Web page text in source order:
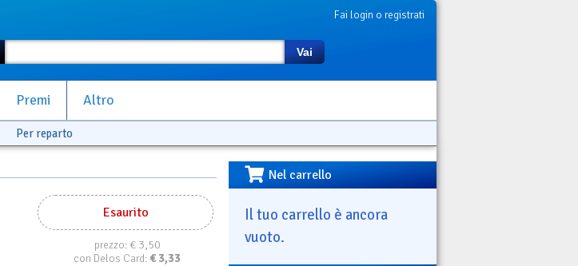
Fai login o registrati
Vai
Premi Altro
Per reparto
Esaurito
prezzo:€ 3,50
con Delos Card: € 3,33
Nel carrello
Il tuo carrello è ancora
vuoto.